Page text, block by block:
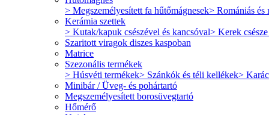
> Megszemélyesített fa hűtőmágnesek> Romániás és
Kerámia szettek
> Kutak/kapuk csészével és kancsóval> Kerek
Szaritott viragok diszes kaspoban
Matrice
Szezonális termékek
> Húsvéti termékek> Szánkók és téli kellékek>
Minibár / Üveg- és pohártartó
Megszemélyesített borosüvegtartó
Hőmérő